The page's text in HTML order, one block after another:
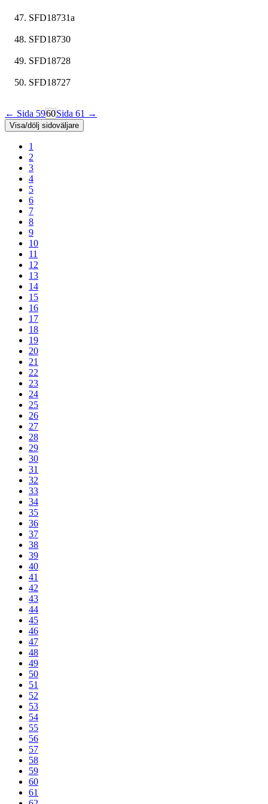
SFD18731a
SFD18730
SFD18728
SFD18727
← Sida 5960Sida 61 →
Visa/dölj sidoväljare
1
2
3
4
5
6
7
8
9
10
11
12
13
14
15
16
17
18
19
20
21
22
23
24
25
26
27
28
29
30
31
32
33
34
35
36
37
38
39
40
41
42
43
44
45
46
47
48
49
50
51
52
53
54
55
56
57
58
59
60
61